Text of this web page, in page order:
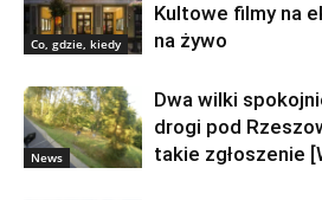
Co, gdzie, kiedy
Kultowe filmy na
na żywo
News
Dwa wilki
drogi pod
takie zgłoszenie